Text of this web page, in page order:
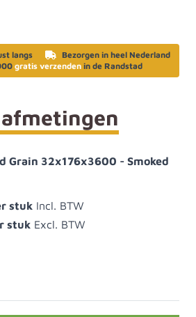
langs
Bezorgen in heel Nederland
gratis verzenden in de Randstad
Grain 32x176x3600 - Smoked